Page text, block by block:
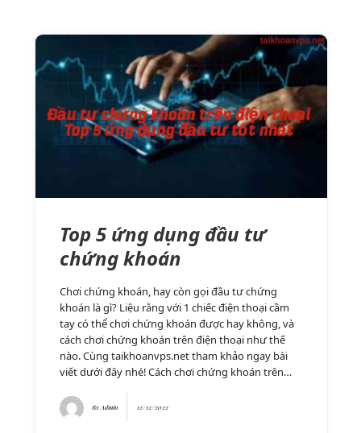
Top 5 ứng dụng đầu tư
chứng khoán
Chơi chứng khoán, hay còn gọi đầu tư chứng
khoán là gì? Liệu rằng với 1 chiếc điện thoại cầm
tay có thể chơi chứng khoán được hay không, và
cách chơi chứng khoán trên điện thoại như thế
nào. Cùng taikhoanvps.net tham khảo ngay bài
viết dưới đây nhé! Cách chơi chứng khoán trên…
ByAdmin 12/12/2022